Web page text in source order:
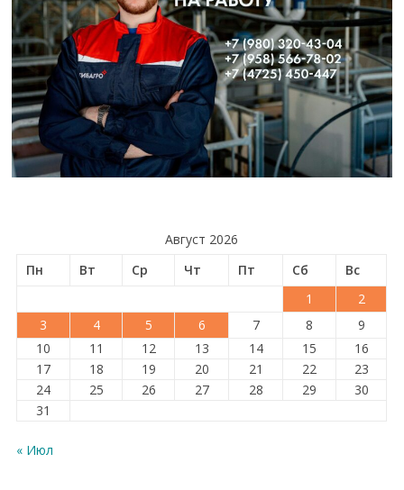
Август 2026
Пн
Вт Ср Чт Пт Сб
Вс
1
2
3
4 5 6 7 8
9
10
11 12 13 14 15
16
17
18 19 20 21 22
23
24
25 26 27 28 29
30
31
« Июл